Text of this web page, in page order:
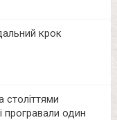
крок
програвали один